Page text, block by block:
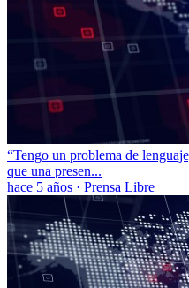
“Tengo un problema de
que una presen...
hace 5 años · Prensa Libre